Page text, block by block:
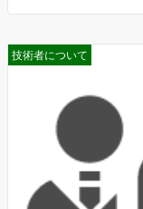
技術者について